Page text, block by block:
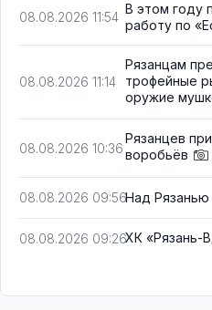
08.08.2026 11:54
В этом году
работу по
08.08.2026 11:14
Рязанцам
трофейные
оружие
08.08.2026 10:36
Рязанцев
воробьёв
08.08.2026 09:56Над
08.08.2026 09:26ХК «Рязань-